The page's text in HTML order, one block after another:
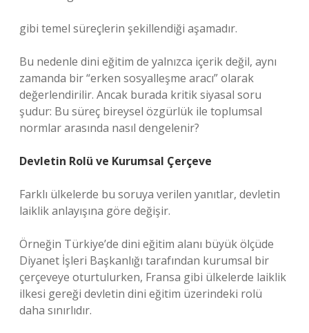
gibi temel süreçlerin şekillendiği aşamadır.
Bu nedenle dini eğitim de yalnızca içerik değil, aynı
zamanda bir “erken sosyalleşme aracı” olarak
değerlendirilir. Ancak burada kritik siyasal soru
şudur: Bu süreç bireysel özgürlük ile toplumsal
normlar arasında nasıl dengelenir?
Devletin Rolü ve Kurumsal Çerçeve
Farklı ülkelerde bu soruya verilen yanıtlar, devletin
laiklik anlayışına göre değişir.
Örneğin Türkiye’de dini eğitim alanı büyük ölçüde
Diyanet İşleri Başkanlığı tarafından kurumsal bir
çerçeveye oturtulurken, Fransa gibi ülkelerde laiklik
ilkesi gereği devletin dini eğitim üzerindeki rolü
daha sınırlıdır.